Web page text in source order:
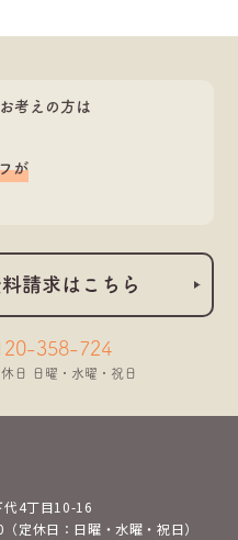
考えの方は
が
請求はこちら
358-724
日 日曜・水曜・祝日
代4丁目10-16
定休日：日曜・水曜・祝日）